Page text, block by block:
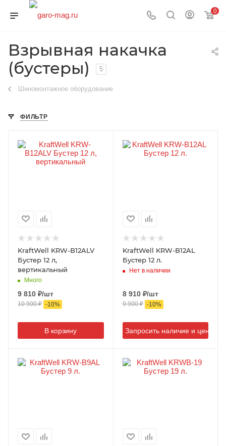
0
Взрывная накачка
(бустеры)
5
Шиномонтажное оборудование
ФИЛЬТР
KraftWell KRW-B12ALV
Бустер 12 л,
вертикальный
Много
9 810 ₽/шт
10 900₽ -10%
В корзину
KraftWell KRW-B12AL
Бустер 12 л.
Нет в наличии
8 910₽/шт
9 900₽ -10%
Запросить наличие и цену